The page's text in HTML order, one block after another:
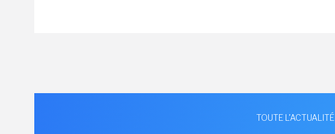
TOUTE L'ACTUALITÉ